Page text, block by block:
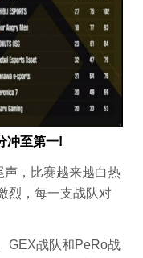
冲至第一!
声，比赛越来越白热
烈，每一支战队对
GEX战队和PeRo战